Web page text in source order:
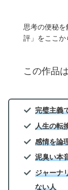
思考の便秘
評」をここか
この作品は
完璧主義
人生の転
感情を論
泥臭い本
ジャーナ
ない人